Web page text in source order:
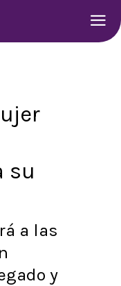
su
a las
y